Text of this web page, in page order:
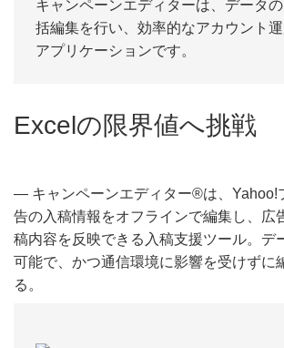
キャンペーンエディターは、データ
括編集を行い、効率的なアカウント
アプリケーションです。
Excelの限界値へ挑戦
― キャンペーンエディター®は、Yahoo!
告の入稿情報をオフラインで編集し、広
稿内容を反映できる入稿支援ツール。デ
可能で、かつ通信環境に影響を受けずに
る。